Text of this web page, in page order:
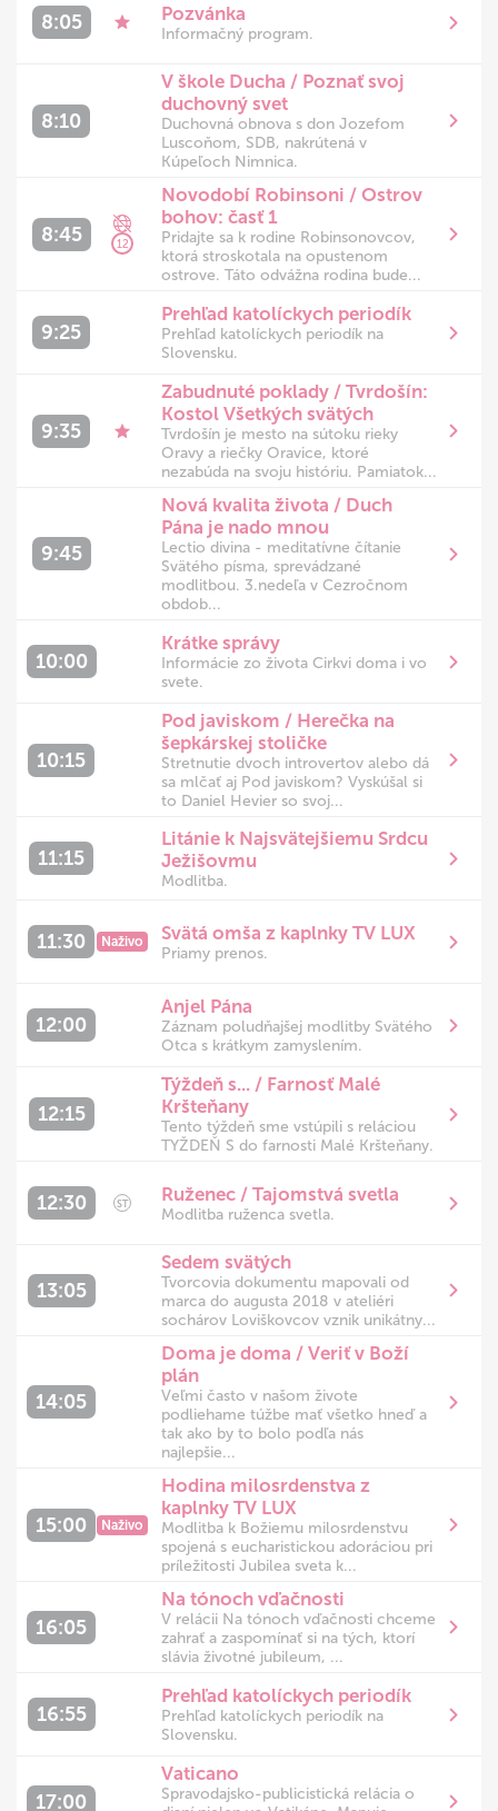
8:05 Pozvánka
Informačný program.
8:10
V škole Ducha / Poznať svoj
duchovný svet
Duchovná obnova s don Jozefom
Luscoňom, SDB, nakrútená v
Kúpeľoch Nimnica.
8:45 12
Novodobí Robinsoni / Ostrov
bohov: časť 1
Pridajte sa k rodine Robinsonovcov,
ktorá stroskotala na opustenom
ostrove. Táto odvážna rodina bude...
9:25
Prehľad katolíckych periodík
Prehľad katolíckych periodík na
Slovensku.
9:35
Zabudnuté poklady / Tvrdošín:
Kostol Všetkých svätých
Tvrdošín je mesto na sútoku rieky
Oravy a riečky Oravice, ktoré
nezabúda na svoju históriu. Pamiatok...
9:45
Nová kvalita života / Duch
Pána je nado mnou
Lectio divina - meditatívne čítanie
Svätého písma, sprevádzané
modlitbou. 3.nedeľa v Cezročnom
obdob...
10:00
Krátke správy
Informácie zo života Cirkvi doma i vo
svete.
10:15
Pod javiskom / Herečka na
šepkárskej stoličke
Stretnutie dvoch introvertov alebo dá
sa mlčať aj Pod javiskom? Vyskúšal si
to Daniel Hevier so svoj...
11:15
Litánie k Najsvätejšiemu Srdcu
Ježišovmu
Modlitba.
11:30 Naživo Svätá omša z kaplnky TV LUX
Priamy prenos.
12:00
Anjel Pána
Záznam poludňajšej modlitby Svätého
Otca s krátkym zamyslením.
12:15
Týždeň s... / Farnosť Malé
Kršteňany
Tento týždeň sme vstúpili s reláciou
TYŽDEŇ S do farnosti Malé Kršteňany.
12:30 ST Ruženec / Tajomstvá svetla
Modlitba ruženca svetla.
13:05
Sedem svätých
Tvorcovia dokumentu mapovali od
marca do augusta 2018 v ateliéri
sochárov Loviškovcov vznik unikátny...
14:05
Doma je doma / Veriť v Boží
plán
Veľmi často v našom živote
podliehame túžbe mať všetko hneď a
tak ako by to bolo podľa nás
najlepšie...
15:00 Naživo
Hodina milosrdenstva z
kaplnky TV LUX
Modlitba k Božiemu milosrdenstvu
spojená s eucharistickou adoráciou pri
príležitosti Jubilea sveta k...
16:05
Na tónoch vďačnosti
V relácii Na tónoch vďačnosti chceme
zahrať a zaspomínať si na tých, ktorí
slávia životné jubileum, ...
16:55
Prehľad katolíckych periodík
Prehľad katolíckych periodík na
Slovensku.
17:00
Vaticano
Spravodajsko-publicistická relácia o